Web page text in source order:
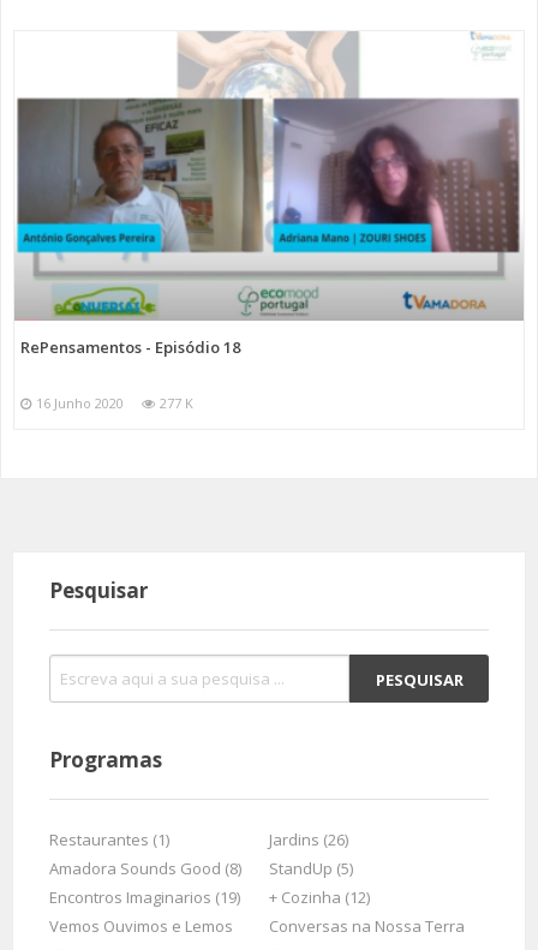
RePensamentos - Episódio 18
16 Junho 2020 277 K
Pesquisar
Programas
Restaurantes (1)
Jardins (26)
Amadora Sounds Good (8)
StandUp (5)
Encontros Imaginarios (19)
+ Cozinha (12)
Vemos Ouvimos e Lemos
Conversas na Nossa Terra